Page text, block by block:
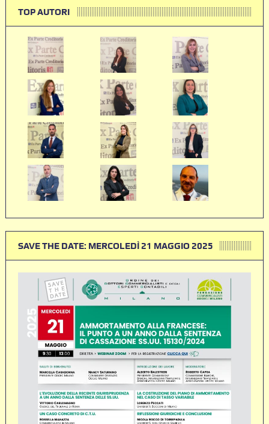
TOP AUTORI
SAVE THE DATE: MERCOLEDÌ 21 MAGGIO 2025